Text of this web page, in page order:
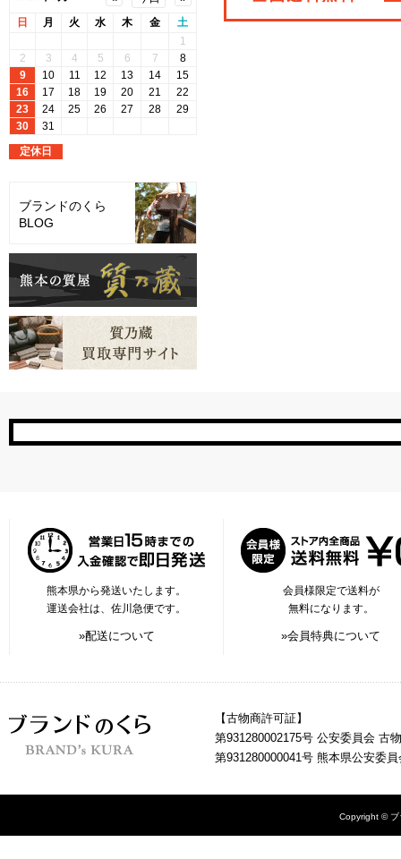
ブランドのくら
BLOG
熊本県から発送いたします。
運送会社は、佐川急便です。
»配送について
会員様限定で送料が
無料になります。
»会員特典について
【古物商許可証】
第931280002175号 公安委員会 古
第931280000041号 熊本県公安委
Copyright © ブ